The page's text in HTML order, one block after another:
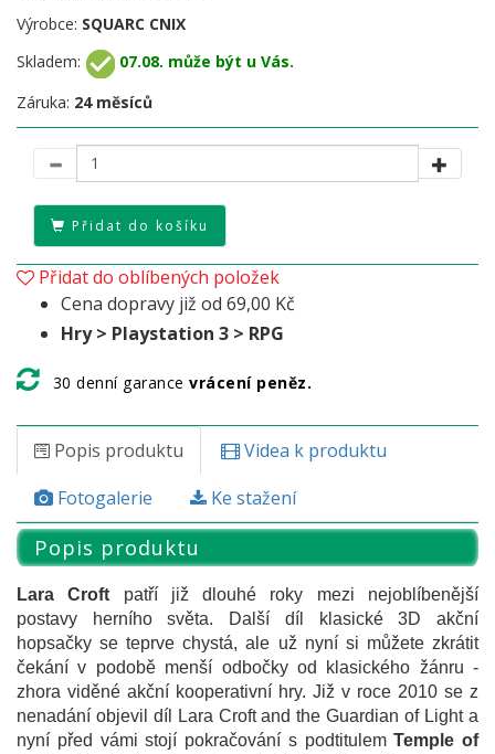
Výrobce: SQUARC CNIX
Skladem:
07.08. může být u Vás.
Záruka: 24 měsíců
Přidat do košíku
Přidat do oblíbených položek
Cena dopravy již od 69,00 Kč
Hry > Playstation 3 > RPG
30 denní garance vrácení peněz.
Popis produktu
Videa k produktu
Fotogalerie
Ke stažení
Popis produktu
Lara Croft patří již dlouhé roky mezi nejoblíbenější
postavy herního světa. Další díl klasické 3D akční
hopsačky se teprve chystá, ale už nyní si můžete zkrátit
čekání v podobě menší odbočky od klasického žánru -
zhora viděné akční kooperativní hry. Již v roce 2010 se z
nenadání objevil díl Lara Croft and the Guardian of Light a
nyní před vámi stojí pokračování s podtitulemTemple of